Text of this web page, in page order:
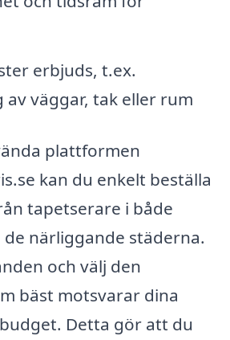
erbjuds, t.ex.
väggar, tak eller rum
plattformen
kan du enkelt beställa
tapetserare i både
de närliggande städerna.
och välj den
bäst motsvarar dina
Detta gör att du